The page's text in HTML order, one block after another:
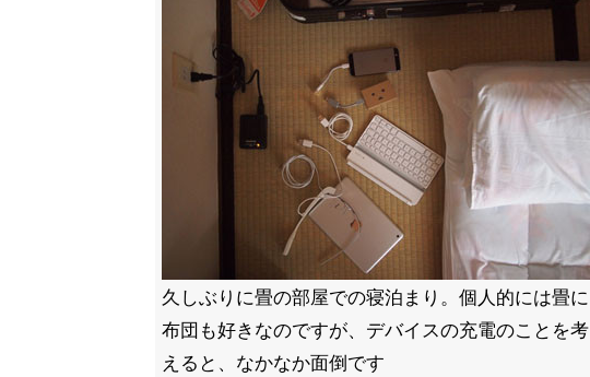
久しぶりに畳の部屋での寝泊まり。個人的には畳に
布団も好きなのですが、デバイスの充電のことを考
えると、なかなか面倒です